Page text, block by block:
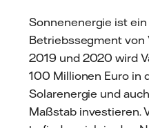
Sonnenenergie ist
Betriebssegment von
2019 und 2020 wird
100 Millionen Euro in
Solarenergie und
Maßstab investieren.